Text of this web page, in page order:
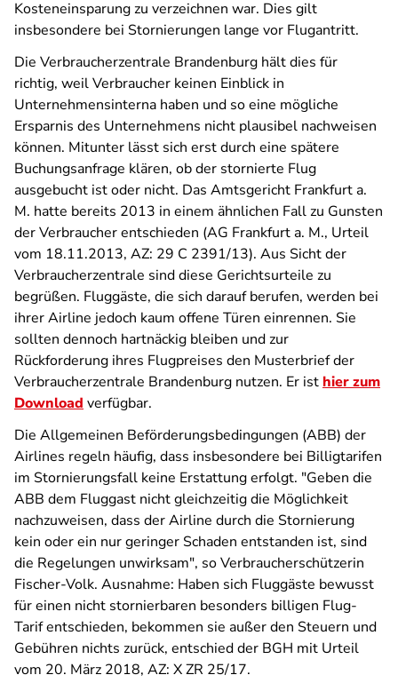
Kosteneinsparung zu verzeichnen war. Dies gilt
insbesondere bei Stornierungen lange vor Flugantritt.
Die Verbraucherzentrale Brandenburg hält dies für
richtig, weil Verbraucher keinen Einblick in
Unternehmensinterna haben und so eine mögliche
Ersparnis des Unternehmens nicht plausibel nachweisen
können. Mitunter lässt sich erst durch eine spätere
Buchungsanfrage klären, ob der stornierte Flug
ausgebucht ist oder nicht. Das Amtsgericht Frankfurt a.
M. hatte bereits 2013 in einem ähnlichen Fall zu Gunsten
der Verbraucher entschieden (AG Frankfurt a. M., Urteil
vom 18.11.2013, AZ: 29 C 2391/13). Aus Sicht der
Verbraucherzentrale sind diese Gerichtsurteile zu
begrüßen. Fluggäste, die sich darauf berufen, werden bei
ihrer Airline jedoch kaum offene Türen einrennen. Sie
sollten dennoch hartnäckig bleiben und zur
Rückforderung ihres Flugpreises den Musterbrief der
Verbraucherzentrale Brandenburg nutzen. Er ist hier zum
Download verfügbar.
Die Allgemeinen Beförderungsbedingungen (ABB) der
Airlines regeln häufig, dass insbesondere bei Billigtarifen
im Stornierungsfall keine Erstattung erfolgt. "Geben die
ABB dem Fluggast nicht gleichzeitig die Möglichkeit
nachzuweisen, dass der Airline durch die Stornierung
kein oder ein nur geringer Schaden entstanden ist, sind
die Regelungen unwirksam", so Verbraucherschützerin
Fischer-Volk. Ausnahme: Haben sich Fluggäste bewusst
für einen nicht stornierbaren besonders billigen Flug-
Tarif entschieden, bekommen sie außer den Steuern und
Gebühren nichts zurück, entschied der BGH mit Urteil
vom 20. März 2018, AZ: X ZR 25/17.